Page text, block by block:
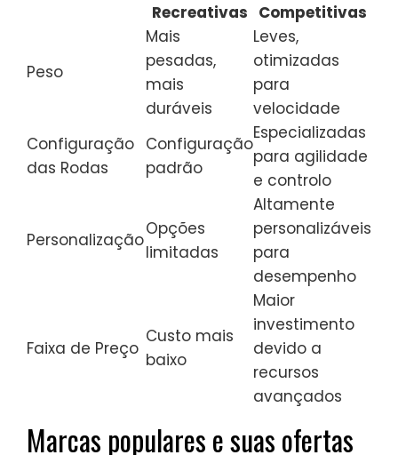
Recreativas Competitivas
Peso
Mais
pesadas,
mais
duráveis
Leves,
otimizadas
para
velocidade
Configuração
das Rodas
Configuração
padrão
Especializadas
para agilidade
e controlo
Personalização
Opções
limitadas
Altamente
personalizáveis
para
desempenho
Faixa de Preço
Custo mais
baixo
Maior
investimento
devido a
recursos
avançados
Marcas populares e suas ofertas